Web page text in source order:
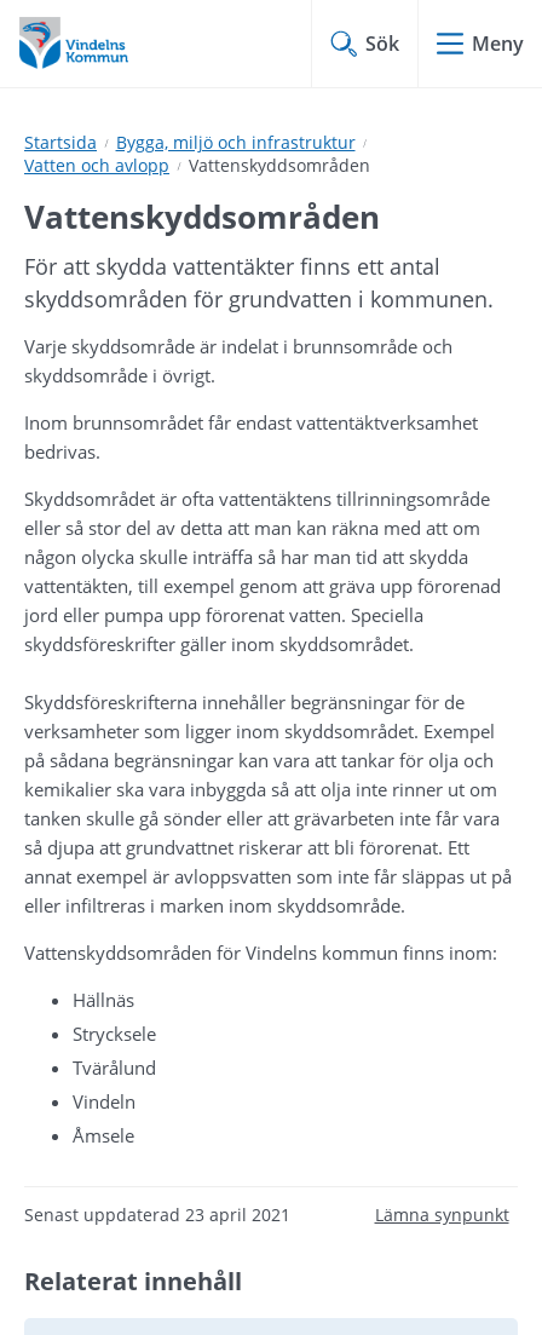
Hoppa
till
innehåll
Hoppa
till
undermeny
Sök Meny
Startsida
Bygga, miljö och infrastruktur
Vatten och avlopp
Vattenskyddsområden
Vattenskyddsområden
För att skydda vattentäkter finns ett antal
skyddsområden för grundvatten i kommunen.
Varje skyddsområde är indelat i brunnsområde och
skyddsområde i övrigt.
Inom brunnsområdet får endast vattentäktverksamhet
bedrivas.
Skyddsområdet är ofta vattentäktens tillrinningsområde
eller så stor del av detta att man kan räkna med att om
någon olycka skulle inträffa så har man tid att skydda
vattentäkten, till exempel genom att gräva upp förorenad
jord eller pumpa upp förorenat vatten. Speciella
skyddsföreskrifter gäller inom skyddsområdet.
Skyddsföreskrifterna innehåller begränsningar för de
verksamheter som ligger inom skyddsområdet. Exempel
på sådana begränsningar kan vara att tankar för olja och
kemikalier ska vara inbyggda så att olja inte rinner ut om
tanken skulle gå sönder eller att grävarbeten inte får vara
så djupa att grundvattnet riskerar att bli förorenat. Ett
annat exempel är avloppsvatten som inte får släppas ut på
eller infiltreras i marken inom skyddsområde.
Vattenskyddsområden för Vindelns kommun finns inom:
Hällnäs
Strycksele
Tvärålund
Vindeln
Åmsele
Senast uppdaterad 23 april 2021 Lämna synpunkt
Relaterat innehåll